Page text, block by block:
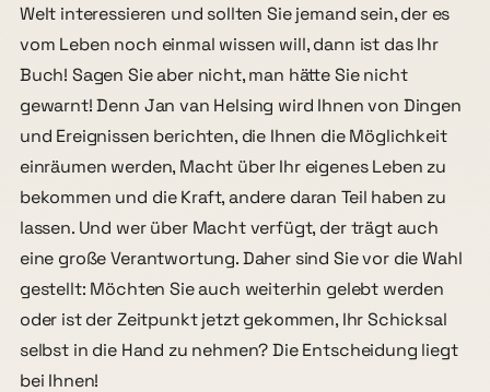
Welt interessieren und sollten Sie jemand sein, der es
vom Leben noch einmal wissen will, dann ist das Ihr
Buch! Sagen Sie aber nicht, man hätte Sie nicht
gewarnt! Denn Jan van Helsing wird Ihnen von Dingen
und Ereignissen berichten, die Ihnen die Möglichkeit
einräumen werden, Macht über Ihr eigenes Leben zu
bekommen und die Kraft, andere daran Teil haben zu
lassen. Und wer über Macht verfügt, der trägt auch
eine große Verantwortung. Daher sind Sie vor die Wahl
gestellt: Möchten Sie auch weiterhin gelebt werden
oder ist der Zeitpunkt jetzt gekommen, Ihr Schicksal
selbst in die Hand zu nehmen? Die Entscheidung liegt
bei Ihnen!